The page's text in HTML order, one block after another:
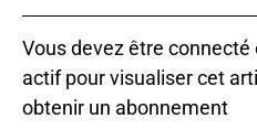
Vous devez être
actif pour visualiser cet
obtenir un abonnement